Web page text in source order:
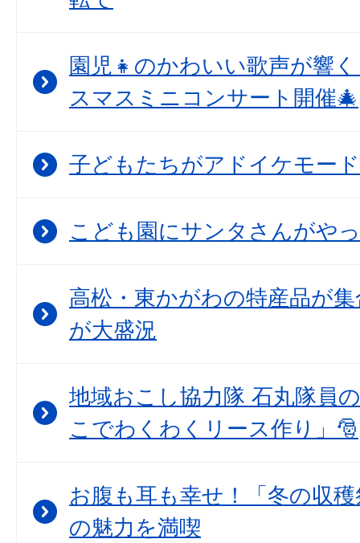
園児👧のかわいい歌声が響
スマスミニコンサート開催🎄
子どもたちがアドイケモー
こども園にサンタさんがや
高松・東かがわの特産品が
が大盛況
地域おこし協力隊 石丸隊員
こでわくわくリース作り」🎅
お腹も耳も幸せ！「冬の収
の魅力を満喫